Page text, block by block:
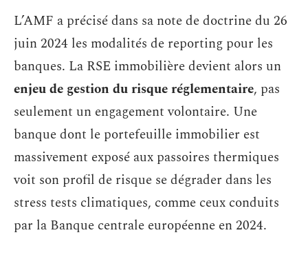
L’AMF a précisé dans sa note de doctrine du 26
juin 2024 les modalités de reporting pour les
banques. La RSE immobilière devient alors un
enjeu de gestion du risque réglementaire, pas
seulement un engagement volontaire. Une
banque dont le portefeuille immobilier est
massivement exposé aux passoires thermiques
voit son profil de risque se dégrader dans les
stress tests climatiques, comme ceux conduits
par la Banque centrale européenne en 2024.